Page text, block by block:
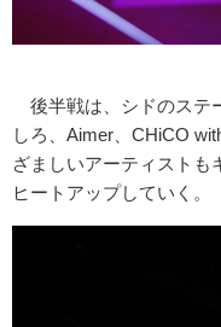
後半戦は、シドのステ
しろ、Aimer、CHiCO
ざましいアーティストも
ヒートアップしていく。